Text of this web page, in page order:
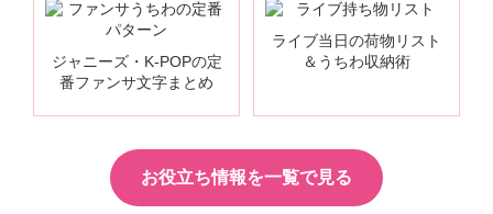
ジャニーズ・K-POPの定
番ファンサ文字まとめ
ライブ当日の荷物リスト
＆うちわ収納術
お役立ち情報を一覧で見る